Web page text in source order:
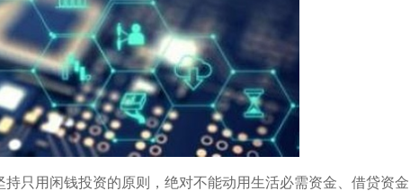
只用闲钱投资的原则，绝对不能动用生活必需资金、借贷资金